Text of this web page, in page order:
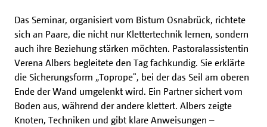
Das Seminar, organisiert vom Bistum Osnabrück, richtete
sich an Paare, die nicht nur Klettertechnik lernen, sondern
auch ihre Beziehung stärken möchten. Pastoralassistentin
Verena Albers begleitete den Tag fachkundig. Sie erklärte
die Sicherungsform „Toprope", bei der das Seil am oberen
Ende der Wand umgelenkt wird. Ein Partner sichert vom
Boden aus, während der andere klettert. Albers zeigte
Knoten, Techniken und gibt klare Anweisungen –